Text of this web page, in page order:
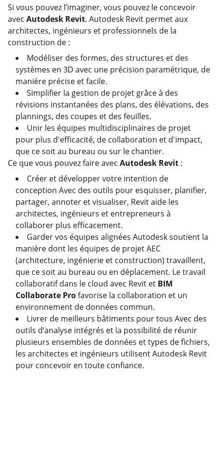
Si vous pouvez l’imaginer, vous pouvez le concevoir
avec Autodesk Revit. Autodesk Revit permet aux
architectes, ingénieurs et professionnels de la
construction de :
Modéliser des formes, des structures et des
systèmes en 3D avec une précision paramétrique, de
manière précise et facile.
Simplifier la gestion de projet grâce à des
révisions instantanées des plans, des élévations, des
plannings, des coupes et des feuilles.
Unir les équipes multidisciplinaires de projet
pour plus d'efficacité, de collaboration et d'impact,
que ce soit au bureau ou sur le chantier.
Ce que vous pouvez faire avec Autodesk Revit :
Créer et développer votre intention de
conception Avec des outils pour esquisser, planifier,
partager, annoter et visualiser, Revit aide les
architectes, ingénieurs et entrepreneurs à
collaborer plus efficacement.
Garder vos équipes alignées Autodesk soutient la
manière dont les équipes de projet AEC
(architecture, ingénierie et construction) travaillent,
que ce soit au bureau ou en déplacement. Le travail
collaboratif dans le cloud avec Revit et BIM
Collaborate Profavorise la collaboration et un
environnement de données commun.
Livrer de meilleurs bâtiments pour tous Avec des
outils d’analyse intégrés et la possibilité de réunir
plusieurs ensembles de données et types de fichiers,
les architectes et ingénieurs utilisent Autodesk Revit
pour concevoir en toute confiance.